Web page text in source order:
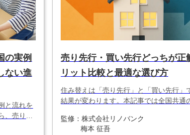
の実例
ない進
と流れを
、売り先
売り先行・買い先行どっちが正
リット比較と最適な選び方
住み替えは「売り先行」と「買い先行」
結果が変わります。本記事では全国共通
画・スケジュールの観点から最適な選び
します。
監修：株式会社リノバンク
梅本 征吾